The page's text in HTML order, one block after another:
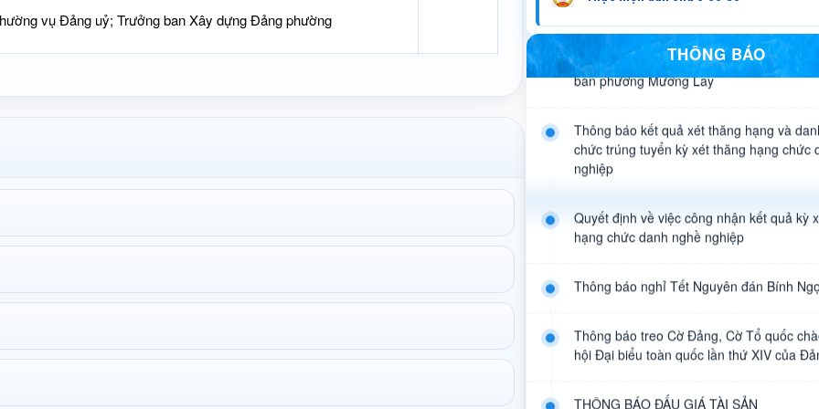
vụ Đảng uỷ; Trưởng ban Xây dựng Đảng phường
uỷ, Phó Chủ tịch phụ trách cơ quan UBMTTQ Việt Nam
THÔNG BÁO
đồng nhân dân các cấp nhiệm kỳ 2026-
bàn phường Mường Lay
Thông báo kết quả xét thăng hạng và
chức trúng tuyển kỳ xét thăng hạng chức
Quyết định về việc công nhận kết quả kỳ
hạng chức danh nghề nghiệp
Thông báo nghỉ Tết Nguyên đán Bính
Thông báo treo Cờ Đảng, Cờ Tổ quốc
hội Đại biểu toàn quốc lần thứ XIV của
THÔNG BÁO ĐẤU GIÁ TÀI SẢN
Quyết định về việc công nhận kết quả kỳ